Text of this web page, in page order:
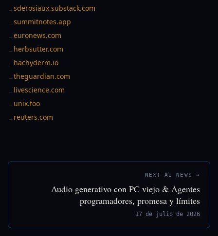
→sderosiaux.substack.com
→summitnotes.app
→euronews.com
→ herbsutter.com
→ hachyderm.io
→theguardian.com
→ livescience.com
→ unix.foo
→ reuters.com
NEXT AI NEWS →
Audio generativo con PC viejo & Agentes
programadores, promesa y límites
17 de julio de 2026